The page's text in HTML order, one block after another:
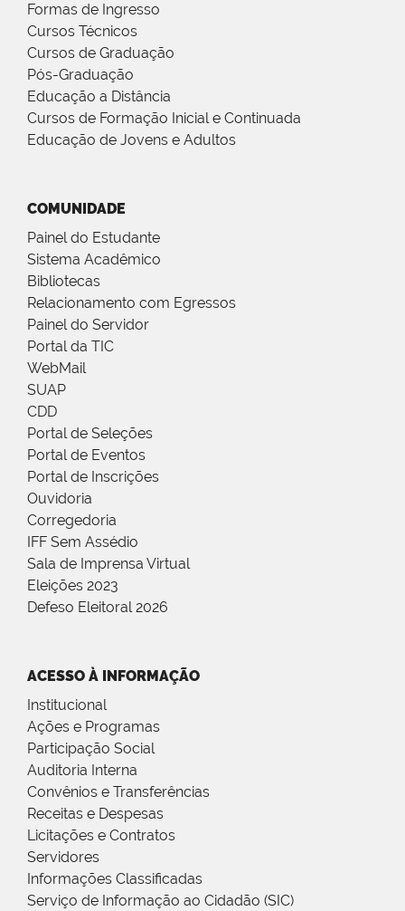
Formas de Ingresso
Cursos Técnicos
Cursos de Graduação
Pós-Graduação
Educação a Distância
Cursos de Formação Inicial e Continuada
Educação de Jovens e Adultos
COMUNIDADE
Painel do Estudante
Sistema Acadêmico
Bibliotecas
Relacionamento com Egressos
Painel do Servidor
Portal da TIC
WebMail
SUAP
CDD
Portal de Seleções
Portal de Eventos
Portal de Inscrições
Ouvidoria
Corregedoria
IFF Sem Assédio
Sala de Imprensa Virtual
Eleições 2023
Defeso Eleitoral 2026
ACESSO À INFORMAÇÃO
Institucional
Ações e Programas
Participação Social
Auditoria Interna
Convênios e Transferências
Receitas e Despesas
Licitações e Contratos
Servidores
Informações Classificadas
Serviço de Informação ao Cidadão (SIC)